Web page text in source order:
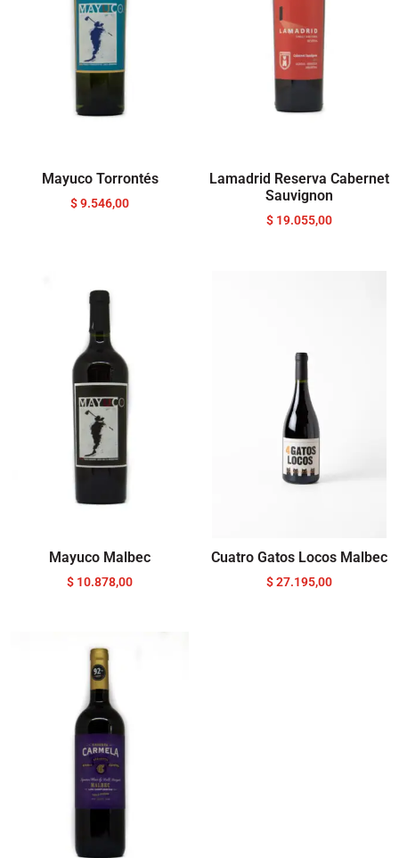
Mayuco Torrontés
$9.546,00
Lamadrid Reserva Cabernet
Sauvignon
$ 19.055,00
Mayuco Malbec
$ 10.878,00
Cuatro Gatos Locos Malbec
$27.195,00